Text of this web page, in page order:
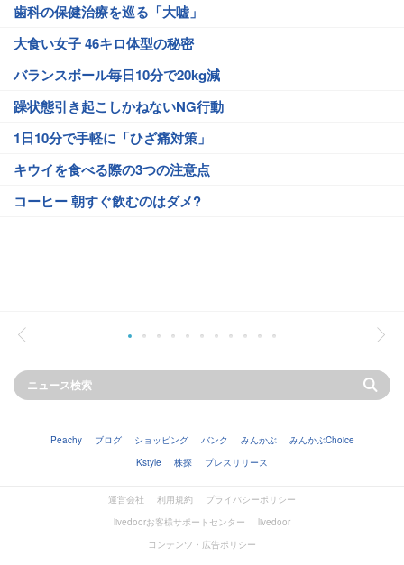
歯科の保健治療を巡る「大嘘」
大食い女子 46キロ体型の秘密
バランスボール毎日10分で20kg減
躁状態引き起こしかねないNG行動
1日10分で手軽に「ひざ痛対策」
キウイを食べる際の3つの注意点
コーヒー 朝すぐ飲むのはダメ?
Peachy ブログ ショッピング バンク みんかぶ
みんかぶChoice
Kstyle
株探 プレスリリース
運営会社 利用規約
プライバシーポリシー
livedoorお客様サポートセンター
livedoor
コンテンツ・広告ポリシー